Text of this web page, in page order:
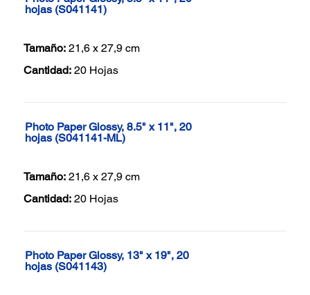
hojas (S041141)
Tamaño: 21,6 x 27,9 cm
Cantidad: 20 Hojas
Photo Paper Glossy, 8.5" x 11", 20
hojas (S041141-ML)
Tamaño: 21,6 x 27,9 cm
Cantidad: 20 Hojas
Photo Paper Glossy, 13" x 19", 20
hojas (S041143)